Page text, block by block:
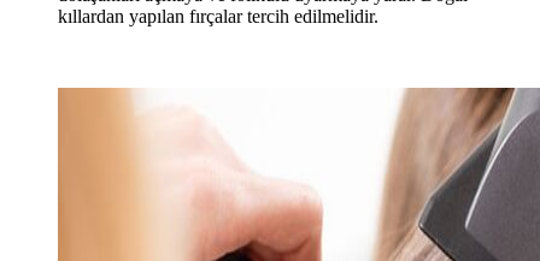
kıllardan yapılan fırçalar tercih edilmelidir.